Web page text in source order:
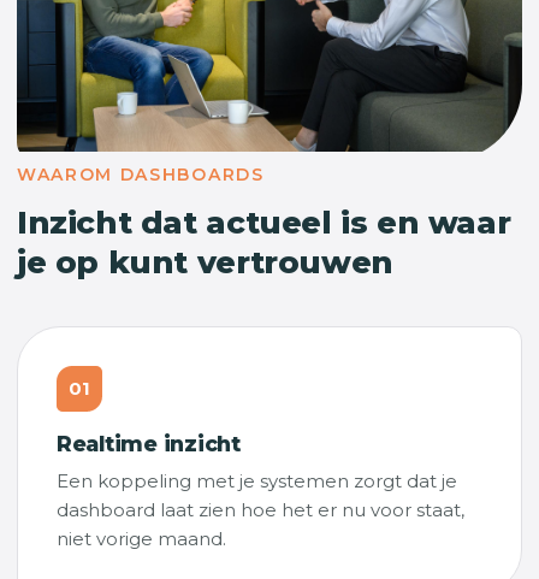
WAAROM DASHBOARDS
Inzicht dat actueel is en waar
je op kunt vertrouwen
01
Realtime inzicht
Een koppeling met je systemen zorgt dat je
dashboard laat zien hoe het er nu voor staat,
niet vorige maand.